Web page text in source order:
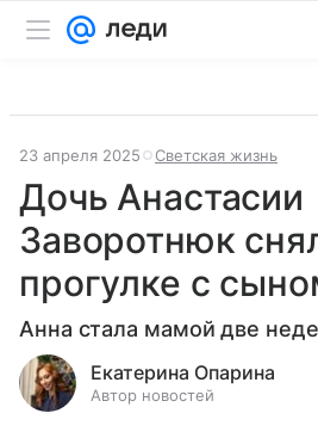
23 апреля 2025 Светская жизнь
Дочь Анастасии
Заворотнюк
прогулке с
Анна стала мамой две
Екатерина Опарина
Автор новостей